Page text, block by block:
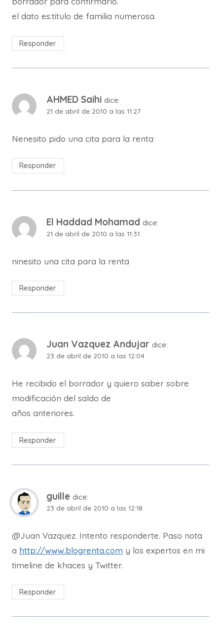
el dato es:titulo de familia numerosa.
Responder
AHMED Saihi dice:
21 de abril de 2010 a las 11:27
Nenesito pido una cita para la renta
Responder
El Haddad Mohamad dice:
21 de abril de 2010 a las 11:31
ninesito una cita para la renta
Responder
Juan Vazquez Andujar dice:
23 de abril de 2010 a las 12:04
He recibido el borrador y quiero saber sobre
modificación del saldo de
años anteriores.
Responder
guille dice:
23 de abril de 2010 a las 12:18
@Juan Vazquez. Intento responderte. Paso nota
a http://www.blogrenta.com y los expertos en mi
timeline de khaces y Twitter.
Responder